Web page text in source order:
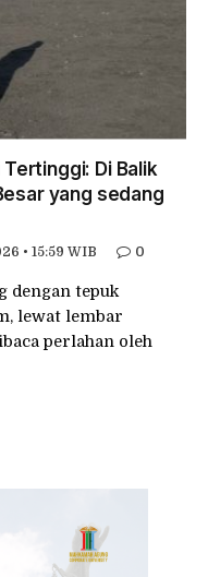
Tertinggi: Di Balik
yang sedang
• 15:59 WIB 0
dengan tepuk
lewat lembar
perlahan oleh